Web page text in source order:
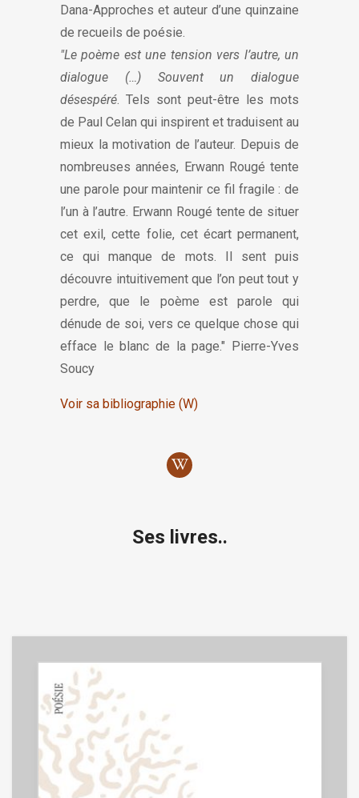
Dana-Approches et auteur d’une quinzaine
de recueils de poésie.
"Le poème est une tension vers l’autre, un
dialogue (…) Souvent un dialogue
désespéré. Tels sont peut-être les mots
de Paul Celan qui inspirent et traduisent au
mieux la motivation de l’auteur. Depuis de
nombreuses années, Erwann Rougé tente
une parole pour maintenir ce fil fragile : de
l’un à l’autre. Erwann Rougé tente de situer
cet exil, cette folie, cet écart permanent,
ce qui manque de mots. Il sent puis
découvre intuitivement que l’on peut tout y
perdre, que le poème est parole qui
dénude de soi, vers ce quelque chose qui
efface le blanc de la page." Pierre-Yves
Soucy
Voir sa bibliographie (W)
Ses livres..